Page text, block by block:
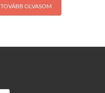
TOVÁBB OLVASOM